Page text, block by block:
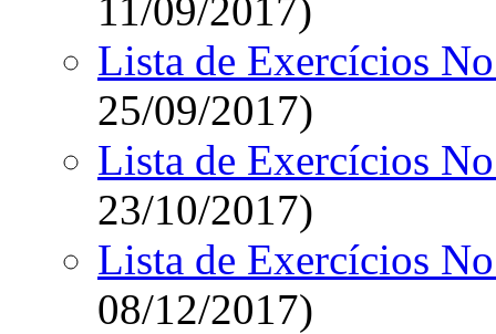
11/09/2017)
Lista de Exercícios
25/09/2017)
Lista de Exercícios
23/10/2017)
Lista de Exercícios
08/12/2017)